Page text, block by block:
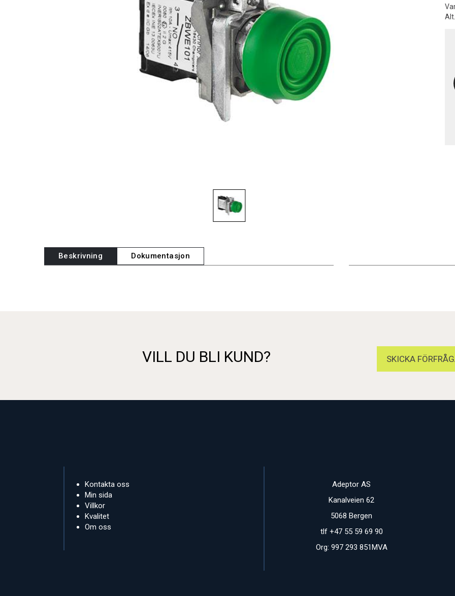
Beskrivning Dokumentasjon
VILL DU BLI KUND? SKICKA
Kontakta oss
Min sida
Villkor
Kvalitet
Om oss
Adeptor AS
Kanalveien 62
5068 Bergen
tlf +47 55 59 69 90
Org: 997 293 851MVA